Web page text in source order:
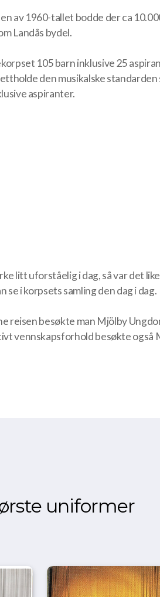
av 1960-tallet bodde der ca
Landås bydel.
105 barn inklusive 25
den musikalske standarden
aspiranter.
litt uforståelig i dag, så var det
i korpsets samling den dag i dag.
reisen besøkte man Mjölby
vennskapsforhold besøkte også
uniformer